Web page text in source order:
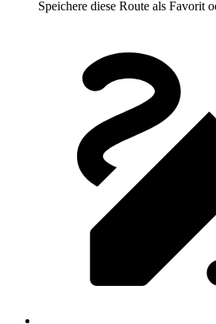
Speichere diese Route als Favorit